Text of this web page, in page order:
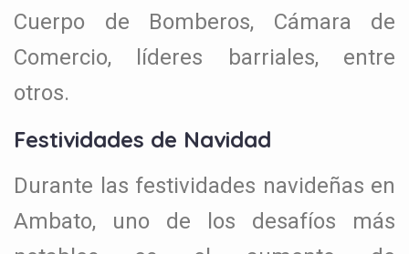
Cuerpo de Bomberos, Cámara de
Comercio, líderes barriales, entre
otros.
Festividades de Navidad
Durante las festividades navideñas en
Ambato, uno de los desafíos más